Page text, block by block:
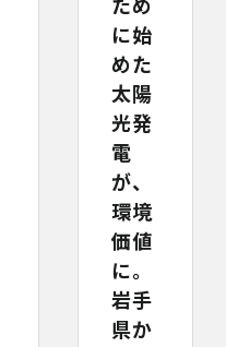
に始
めた
太陽
光発
電
が、
環境
価値
に。
岩手
県か